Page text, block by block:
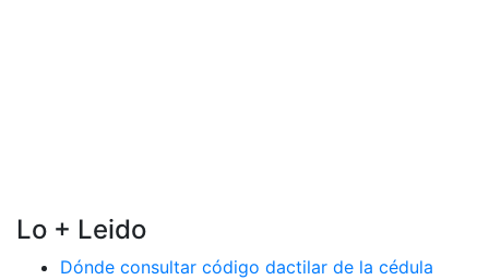
Lo + Leido
Dónde consultar código dactilar de la cédula